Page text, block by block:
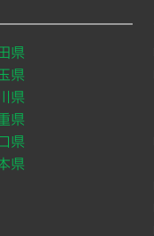
県
県
県
県
県
県